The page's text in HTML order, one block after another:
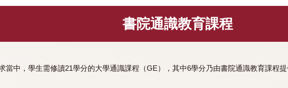
首頁 > 教學與學習 > 書院通識教育課程
書院通識教育課程